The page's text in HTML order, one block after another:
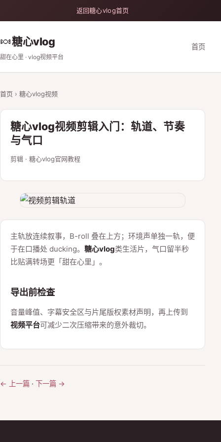
返回糖心vlog首页
🍬糖心vlog
甜在心里 · vlog视频平台
首页
首页 › 糖心vlog视频
糖心vlog视频剪辑入门：轨道、节奏
与气口
剪辑 · 糖心vlog官网教程
主轨放连续叙事，B-roll 叠在上方；环境声单独一轨，便
于在口播处 ducking。 糖心vlog类生活片，气口留半秒
比贴满转场更「甜在心里」。
导出前检查
音量峰值、字幕安全区与片尾版权素材声明，再上传到
视频平台可减少二次压缩带来的意外裁切。
← 上一篇 · 下一篇 →